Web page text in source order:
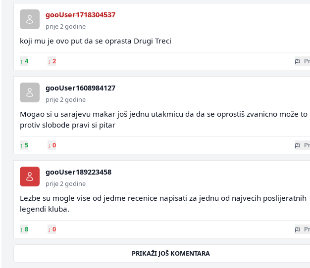
gooUser1718304537
prije 2 godine
koji mu je ovo put da se oprasta Drugi Treci
↑ 4 ↓ 2
gooUser1608984127
prije 2 godine
Mogao si u sarajevu makar još jednu utakmicu da da se oprostiš zvanicno može to
protiv slobode pravi si pitar
↑ 5 ↓ 0
gooUser189223458
prije 2 godine
Lezbe su mogle vise od jedme recenice napisati za jednu od najvecih poslijeratnih
legendi kluba.
↑ 8 ↓ 0
PRIKAŽI JOŠ KOMENTARA